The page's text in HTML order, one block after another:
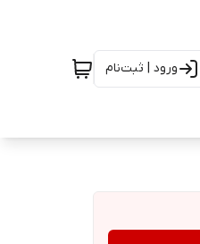
ورود | ثبت‌نام